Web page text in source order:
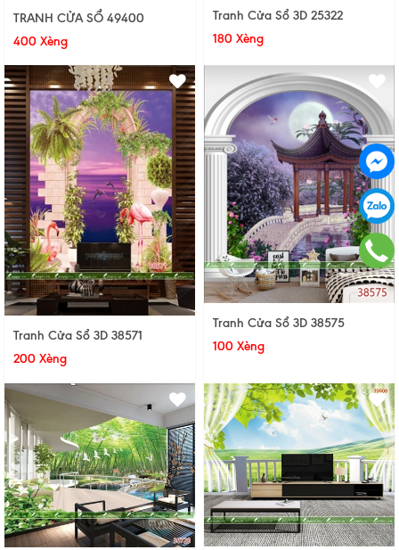
TRANH CỬA SỔ 49400
400 Xèng
Tranh Cửa Sổ 3D 25322
180 Xèng
Tranh Cửa Sổ 3D 38571
200 Xèng
Tranh Cửa Sổ 3D 38575
100 Xèng